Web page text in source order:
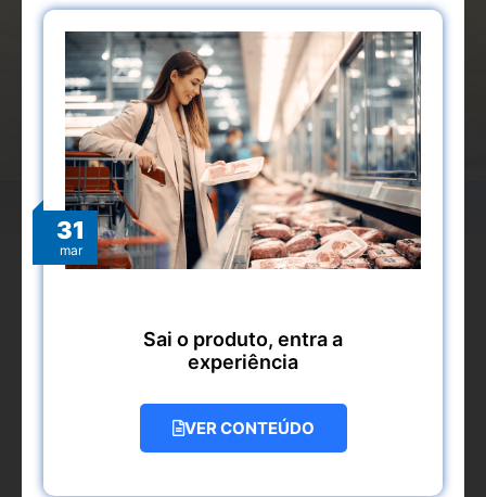
31
mar
Sai o produto, entra a
experiência
VER CONTEÚDO